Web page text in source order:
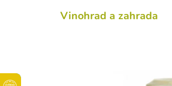
Vinohrad a zahrada